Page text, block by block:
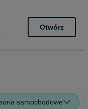
Otwórz
samochodowe